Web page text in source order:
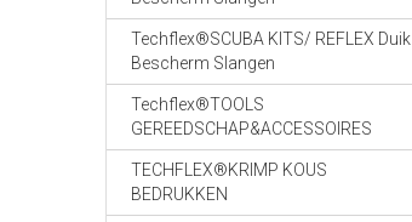
Techflex®SCUBA KITS/ REFLEX Duik
Bescherm Slangen
Techflex®TOOLS
GEREEDSCHAP&ACCESSOIRES
TECHFLEX®KRIMP KOUS
BEDRUKKEN